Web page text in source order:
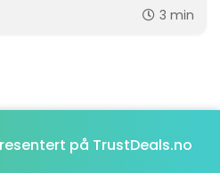
3 min
på TrustDeals.no